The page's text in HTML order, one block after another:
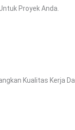
Proyek Anda.
Kualitas Kerja